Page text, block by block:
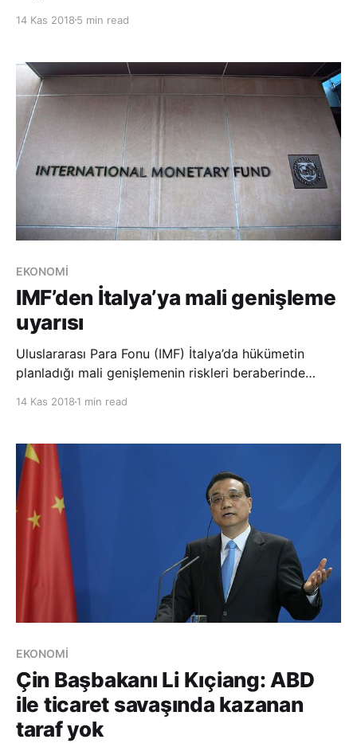
Çin’e karşı aralarındaki işbirliğini güçlendirmeye
ilgi görmeyen Hindistan, Endonezya ve Avu
14 Kas 2018 5 min read
EKONOMİ
IMF’den İtalya’ya mali genişleme
uyarısı
Uluslararası Para Fonu (IMF) İtalya’da hükümetin
planladığı mali genişlemenin riskleri beraberinde
değerlendirme niteliği taşıyan 4. M
14 Kas 2018 1 min read
EKONOMİ
Çin Başbakanı Li Kıçiang: ABD
ile ticaret savaşında kazanan
taraf yok